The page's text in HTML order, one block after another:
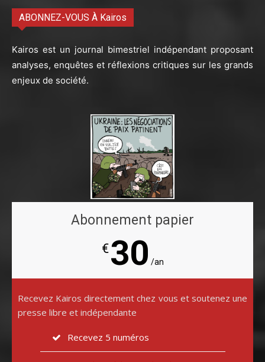
ABONNEZ-VOUS À Kairos
Kairos est un journal bimestriel indépendant proposant
analyses, enquêtes et réflexions critiques sur les grands
enjeux de société.
Abonnement papier
€30 /an
Recevez Kairos directement chez vous et soutenez une
presse libre et indépendante
Recevez 5 numéros